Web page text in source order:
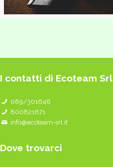
I contatti di Ecoteam Srl
089/301648
800821671
info@ecoteam-srl.it
Dove trovarci